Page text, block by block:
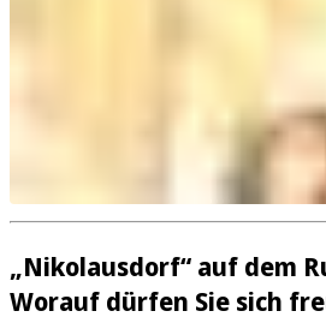
„Nikolausdorf“ auf dem
Worauf dürfen Sie sich